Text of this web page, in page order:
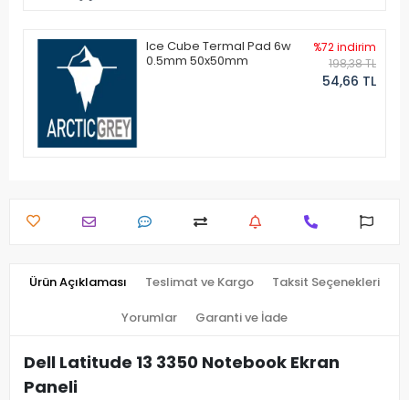
Ice Cube Termal Pad 6w
0.5mm 50x50mm
%72 indirim
198,38 TL
54,66 TL
Ürün Açıklaması Teslimat ve Kargo Taksit Seçenekleri
Yorumlar Garanti ve İade
Dell Latitude 13 3350 Notebook Ekran
Paneli